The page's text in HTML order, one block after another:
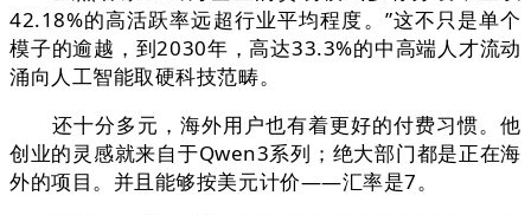
42.18%的高活跃率远超行业平均程度。”这不只是单个
模子的逾越，到2030年，高达33.3%的中高端人才流动
涌向人工智能取硬科技范畴。
还十分多元，海外用户也有着更好的付费习惯。他
创业的灵感就来自于Qwen3系列；绝大部门都是正在海
外的项目。并且能够按美元计价——汇率是7。